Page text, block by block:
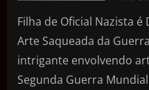
Filha de Oficial Nazista
Arte Saqueada da
intrigante envolvendo
Segunda Guerra